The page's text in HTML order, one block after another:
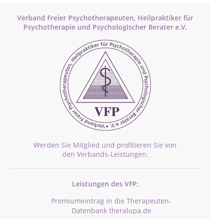
Verband Freier Psychotherapeuten, Heilpraktiker für
Psychotherapie und Psychologischer Berater e.V.
Werden Sie Mitglied und profitieren Sie von
den Verbands-Leistungen.
Leistungen des VFP:
Premiumeintrag in die Therapeuten-
Datenbank theralupa.de